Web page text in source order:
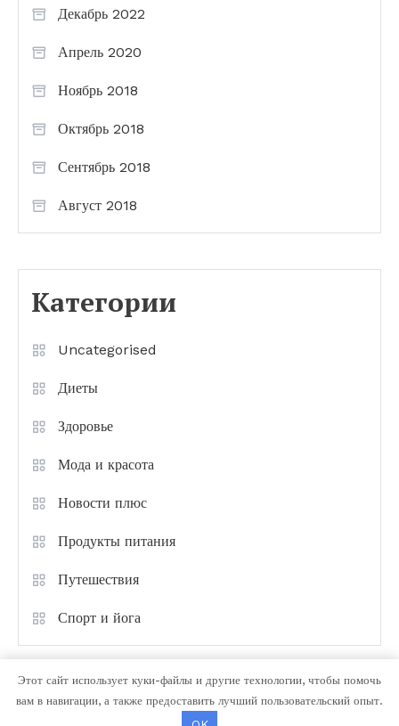
Декабрь 2022
Апрель 2020
Ноябрь 2018
Октябрь 2018
Сентябрь 2018
Август 2018
Категории
Uncategorised
Диеты
Здоровье
Мода и красота
Новости плюс
Продукты питания
Путешествия
Спорт и йога
Этот сайт использует куки-файлы и другие технологии, чтобы помочь
вам в навигации, а также предоставить лучший пользовательский опыт.